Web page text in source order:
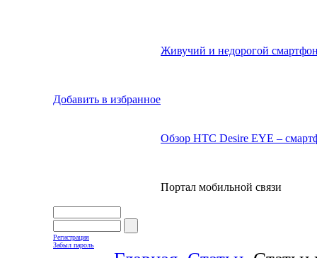
Добавить в избранное
Живучий и недорогой
Обзор HTC Desire EYE –
Портал мобильной связи
Регистрация
Забыл пароль